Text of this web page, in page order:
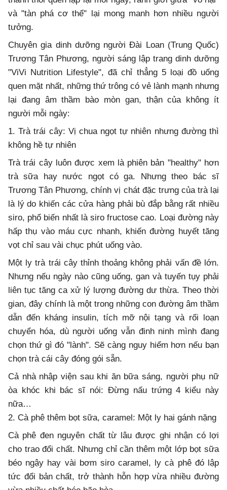
và "tàn phá cơ thể" lại mong manh hơn nhiều người
tưởng.
Chuyên gia dinh dưỡng người Đài Loan (Trung Quốc)
Trương Tân Phương, người sáng lập trang dinh dưỡng
"ViVi Nutrition Lifestyle", đã chỉ thẳng 5 loại đồ uống
quen mặt nhất, những thứ trông có vẻ lành mạnh nhưng
lại đang âm thầm bào mòn gan, thận của không ít
người mỗi ngày:
1. Trà trái cây: Vị chua ngọt tự nhiên nhưng đường thì
không hề tự nhiên
Trà trái cây luôn được xem là phiên bản "healthy" hơn
trà sữa hay nước ngọt có ga. Nhưng theo bác sĩ
Trương Tân Phương, chính vị chát đặc trưng của trà lại
là lý do khiến các cửa hàng phải bù đắp bằng rất nhiều
siro, phổ biến nhất là siro fructose cao. Loại đường này
hấp thụ vào máu cực nhanh, khiến đường huyết tăng
vọt chỉ sau vài chục phút uống vào.
Một ly trà trái cây thỉnh thoảng không phải vấn đề lớn.
Nhưng nếu ngày nào cũng uống, gan và tuyến tụy phải
liên tục tăng ca xử lý lượng đường dư thừa. Theo thời
gian, đây chính là một trong những con đường âm thầm
dẫn đến kháng insulin, tích mỡ nội tạng và rối loạn
chuyển hóa, dù người uống vẫn đinh ninh mình đang
chọn thứ gì đó "lành". Sẽ càng nguy hiểm hơn nếu bạn
chọn trà cái cây đóng gói sẵn.
Cả nhà nhập viện sau khi ăn bữa sáng, người phụ nữ
òa khóc khi bác sĩ nói: Đừng nấu trứng 4 kiểu này
nữa…
2. Cà phê thêm bọt sữa, caramel: Một ly hai gánh nặng
Cà phê đen nguyên chất từ lâu được ghi nhận có lợi
cho trao đổi chất. Nhưng chỉ cần thêm một lớp bọt sữa
béo ngậy hay vài bơm siro caramel, ly cà phê đó lập
tức đổi bản chất, trở thành hỗn hợp vừa nhiều đường